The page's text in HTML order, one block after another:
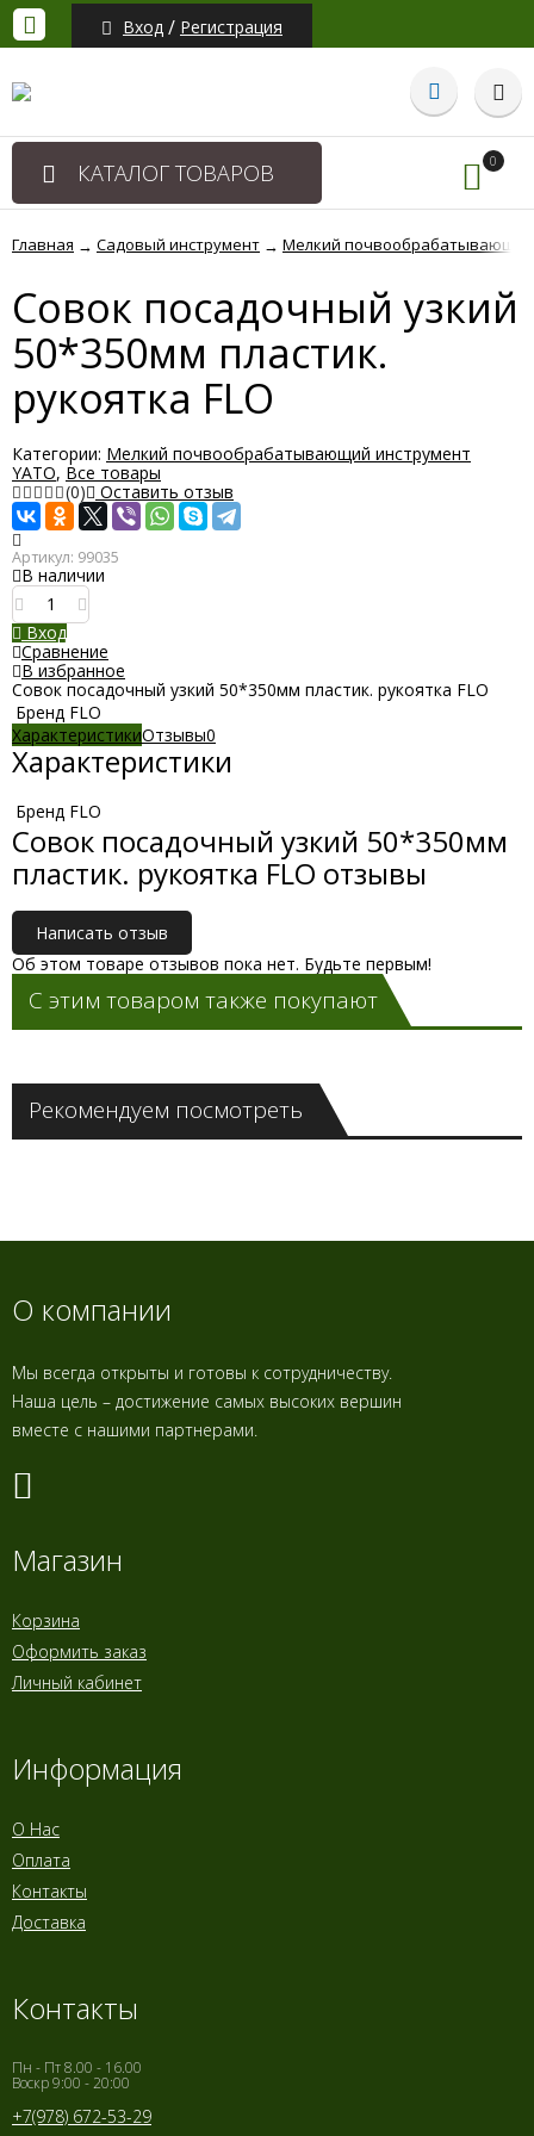
Вход / Регистрация
КАТАЛОГ ТОВАРОВ 0
Главная → Садовый инструмент → Мелкий почвообрабатывающий
Совок посадочный узкий
50*350мм пластик.
рукоятка FLO
Категории: Мелкий почвообрабатывающий инструмент
YATO, Все товары
(0)
Оставить отзыв
Артикул: 99035
В наличии
Вход
Сравнение
В избранное
Совок посадочный узкий 50*350мм пластик. рукоятка FLO
Бренд FLO
ХарактеристикиОтзывы0
Характеристики
Бренд FLO
Совок посадочный узкий 50*350мм
пластик. рукоятка FLO отзывы
Написать отзыв
Об этом товаре отзывов пока нет. Будьте первым!
С этим товаром также покупают
Рекомендуем посмотреть
О компании
Мы всегда открыты и готовы к сотрудничеству.
Наша цель – достижение самых высоких вершин
вместе с нашими партнерами.
Магазин
Корзина
Оформить заказ
Личный кабинет
Информация
О Нас
Оплата
Контакты
Доставка
Контакты
Пн - Пт 8.00 - 16.00
Воскр 9:00 - 20:00
+7(978) 672-53-29